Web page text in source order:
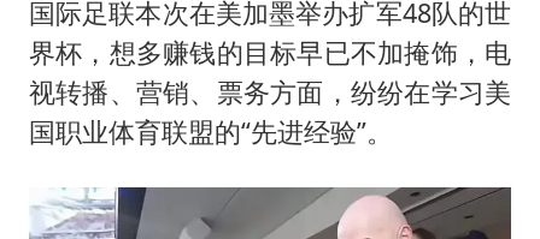
国际足联本次在美加墨举办扩军48队的世
界杯，想多赚钱的目标早已不加掩饰，电
视转播、营销、票务方面，纷纷在学习美
国职业体育联盟的“先进经验”。